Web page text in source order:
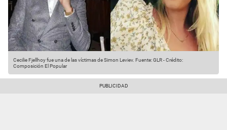
Cecilie Fjellhoy fue una de las víctimas de Simon Leviev. Fuente: GLR-Crédito:
Composición El Popular